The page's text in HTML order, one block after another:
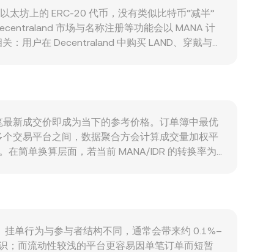
坊上的 ERC‑20 代币，没有类似比特币“减半”
市场与名称注册等功能会以 MANA 计
：用户在 Decentraland 中购买 LAND、穿戴与铸
的变化，叠加现货情绪，放大 MANA/IDR 的短期
新成交价即成为当下的参考价格。订单簿中最优
交易平台之间，数据聚合方会计算成交量加权平
在简单换算层面，若当前 MANA/IDR 的转换率为
单行为与参与者结构不同，通常会带来约 0.1%–
；而流动性较浅的平台更容易因单笔订单而短暂